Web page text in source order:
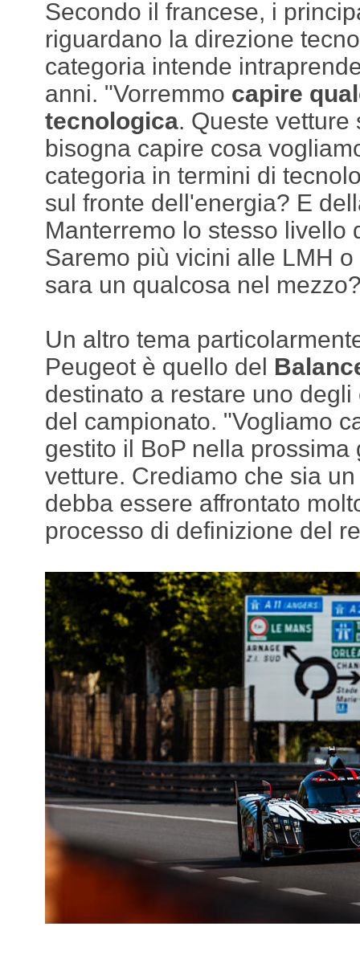
Secondo il francese, i
riguardano la direzione
categoria intende
anni. "Vorremmo capire
tecnologica. Queste vetture
bisogna capire cosa
categoria in termini di
sul fronte dell'energia? E
Manterremo lo stesso livello
Saremo più vicini alle LMH
sara un qualcosa nel
Un altro tema
Peugeot è quello del
destinato a restare uno
del campionato. "Vogliamo
gestito il BoP nella prossima
vetture. Crediamo che sia
debba essere affrontato
processo di definizione del